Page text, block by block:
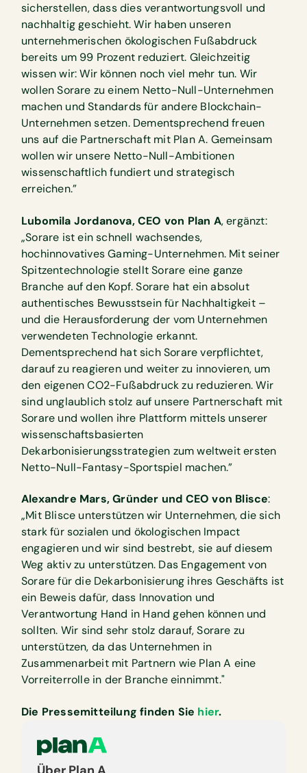
sicherstellen, dass dies verantwortungsvoll und
nachhaltig geschieht. Wir haben unseren
unternehmerischen ökologischen Fußabdruck
bereits um 99 Prozent reduziert. Gleichzeitig
wissen wir: Wir können noch viel mehr tun. Wir
wollen Sorare zu einem Netto-Null-Unternehmen
machen und Standards für andere Blockchain-
Unternehmen setzen. Dementsprechend freuen
uns auf die Partnerschaft mit Plan A. Gemeinsam
wollen wir unsere Netto-Null-Ambitionen
wissenschaftlich fundiert und strategisch
erreichen.”
Lubomila Jordanova, CEO von Plan A, ergänzt:
„Sorare ist ein schnell wachsendes,
hochinnovatives Gaming-Unternehmen. Mit seiner
Spitzentechnologie stellt Sorare eine ganze
Branche auf den Kopf. Sorare hat ein absolut
authentisches Bewusstsein für Nachhaltigkeit –
und die Herausforderung der vom Unternehmen
verwendeten Technologie erkannt.
Dementsprechend hat sich Sorare verpflichtet,
darauf zu reagieren und weiter zu innovieren, um
den eigenen CO2-Fußabdruck zu reduzieren. Wir
sind unglaublich stolz auf unsere Partnerschaft mit
Sorare und wollen ihre Plattform mittels unserer
wissenschaftsbasierten
Dekarbonisierungsstrategien zum weltweit ersten
Netto-Null-Fantasy-Sportspiel machen.”
Alexandre Mars, Gründer und CEO von Blisce:
„Mit Blisce unterstützen wir Unternehmen, die sich
stark für sozialen und ökologischen Impact
engagieren und wir sind bestrebt, sie auf diesem
Weg aktiv zu unterstützen. Das Engagement von
Sorare für die Dekarbonisierung ihres Geschäfts ist
ein Beweis dafür, dass Innovation und
Verantwortung Hand in Hand gehen können und
sollten. Wir sind sehr stolz darauf, Sorare zu
unterstützen, da das Unternehmen in
Zusammenarbeit mit Partnern wie Plan A eine
Vorreiterrolle in der Branche einnimmt."
Die Pressemitteilung finden Sie hier.